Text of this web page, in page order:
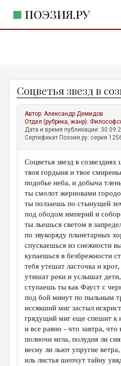
ПОЭЗИЯ.РУ
ЖАНРЫ
АВТОРЫ
КОММЕНТАРИИ
ЛИТСАЛОН
НОВОСТИ
ПРАВИЛА САЙТА
ОТДЕЛЫ И РУБРИКИ
ИЗБРАННОЕ
ДАЙДЖЕСТ
ПРОИЗВЕДЕНИЯ
ПЕРЕВОДЫ
КОНКУРСЫ
ДЕТСКАЯ КОМНАТА
КНИЖНАЯ ПОЛКА
ОБЗОР ЛИТЕРАТУРЫ
СТРАНИЦЫ ПАМЯТИ
Соцветья звезд в
Автор:Александр Демидов
Отдел (рубрика, жанр):
Дата и время публикации:
Сертификат Поэзия.ру: серия
Соцветья звезд в созвездиях
твоя гордыня и твое
подобье неба, и добыча
ты смолот жерновами
ты ползаешь по стынущей
под ободом империй и
ты льешься светом в
по звукоряду планетарных
спускаешься из снежности
купаешься в безбрежности
тебя утешат ласточка и крот,
утишат реки и услышат дети,
ступаешь ты как Фауст с
под бой минут по пыльным
иссякший миг застыл
грядущий миг еще спешит к
и все равно - что завтра, что
полночи мгла, полудня ли
весну ли льют упругие ветра,
иль листья шепчут тайну